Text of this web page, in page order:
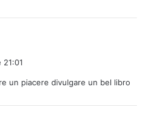
un piacere divulgare un bel libro